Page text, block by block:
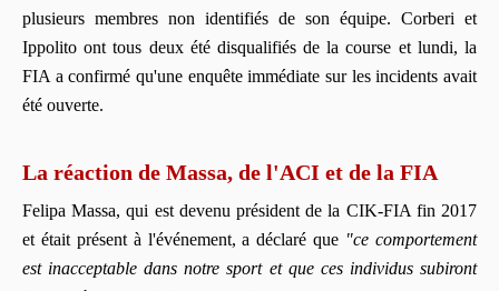
plusieurs membres non identifiés de son équipe. Corberi et
Ippolito ont tous deux été disqualifiés de la course et lundi, la
FIA a confirmé qu'une enquête immédiate sur les incidents avait
été ouverte.
La réaction de Massa, de l'ACI et de la FIA
Felipa Massa, qui est devenu président de la CIK-FIA fin 2017
et était présent à l'événement, a déclaré que "ce comportement
est inacceptable dans notre sport et que ces individus subiront